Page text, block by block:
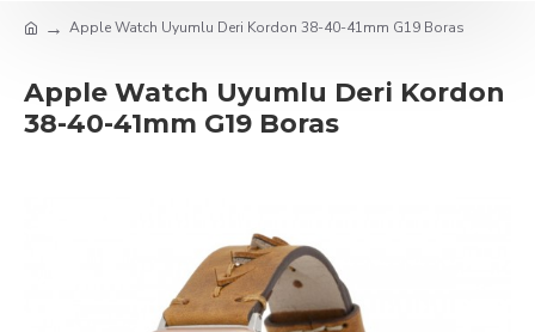
Apple Watch Uyumlu Deri Kordon 38-40-41mm G19 Boras
Apple Watch Uyumlu Deri Kordon
38-40-41mm G19 Boras